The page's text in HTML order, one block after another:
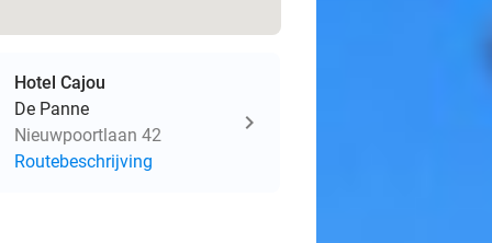
Hotel Cajou
De Panne
Nieuwpoortlaan 42
Routebeschrijving